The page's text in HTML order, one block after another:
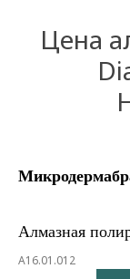
Цена
Алмазная
A16.01.012